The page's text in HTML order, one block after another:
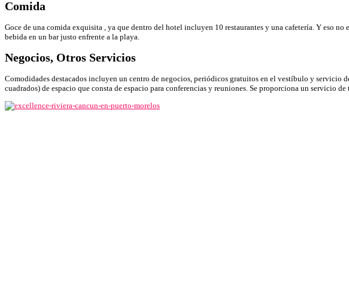
Comida
Goce de una comida exquisita , ya que dentro del hotel incluyen 10 restaurantes y una cafetería. Y eso
bebida en un bar justo enfrente a la playa.
Negocios, Otros Servicios
Comodidades destacados incluyen un centro de negocios, periódicos gratuitos en el vestíbulo y
cuadrados) de espacio que consta de espacio para conferencias y reuniones. Se proporciona un